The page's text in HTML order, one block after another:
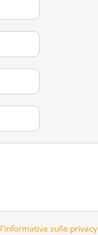
l'informativa sulla privacy